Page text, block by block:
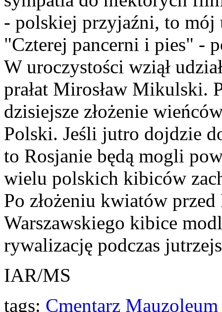
- polskiej przyjaźni, to
"Czterej pancerni i pies" -
W uroczystości wziął
prałat Mirosław Mikulski.
dzisiejsze złożenie
Polski. Jeśli jutro dojdzie
to Rosjanie będą mogli
wielu polskich kibiców
Po złożeniu kwiatów
Warszawskiego kibice
rywalizację podczas
IAR/MS
tags: Cmentarz